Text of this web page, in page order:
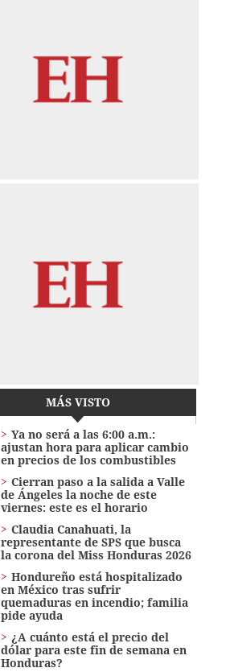
MÁS VISTO
Ya no será a las 6:00 a.m.:
ajustan hora para aplicar cambio
en precios de los combustibles
Cierran paso a la salida a Valle
de Ángeles la noche de este
viernes: este es el horario
Claudia Canahuati, la
representante de SPS que busca
la corona del Miss Honduras 2026
Hondureño está hospitalizado
en México tras sufrir
quemaduras en incendio; familia
pide ayuda
¿A cuánto está el precio del
dólar para este fin de semana en
Honduras?